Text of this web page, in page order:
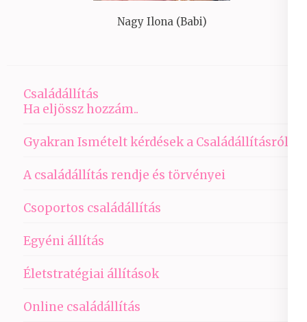
Nagy Ilona (Babi)
Családállítás
Ha eljössz hozzám..
Gyakran Ismételt kérdések a Családállításról
A családállítás rendje és törvényei
Csoportos családállítás
Egyéni állítás
Életstratégiai állítások
Online családállítás